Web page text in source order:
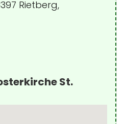
Rietberg,
St.